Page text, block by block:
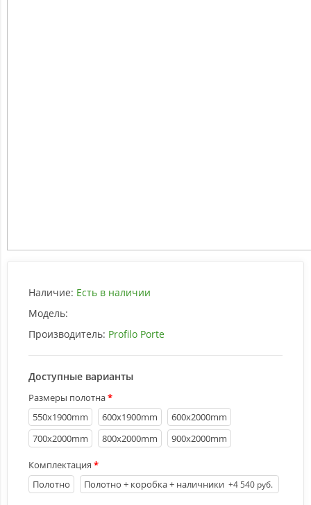
Наличие: Есть в наличии
Модель:
Производитель: Profilo Porte
Доступные варианты
Размеры полотна
550х1900mm
600х1900mm
600х2000mm
700х2000mm
800х2000mm 900х2000mm
Комплектация
Полотно
Полотно + коробка + наличники +4 540 руб.